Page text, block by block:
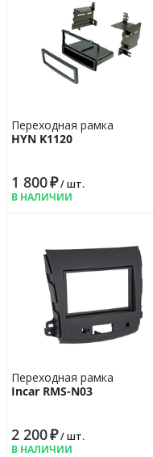
Переходная рамка
HYN K1120
1 800₽/ шт.
В НАЛИЧИИ
Переходная рамка
Incar RMS-N03
2 200₽/ шт.
В НАЛИЧИИ